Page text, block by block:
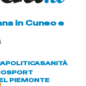
in Cuneo e
POLITICASANITÀ
SPORT
PIEMONTE